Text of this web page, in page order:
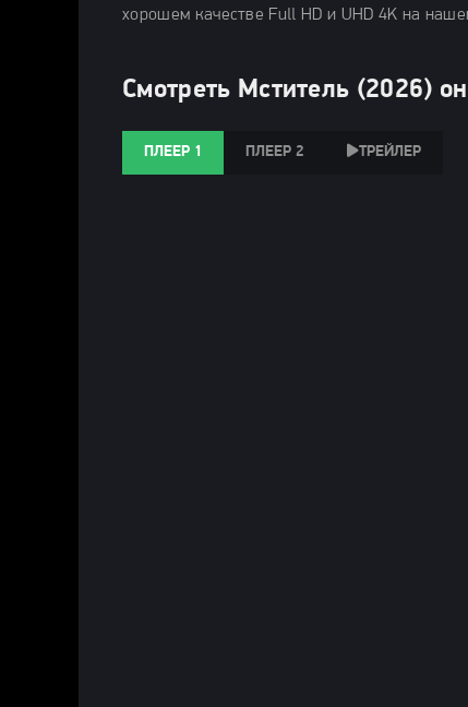
хорошем качестве Full HD и UHD 4K на
Смотреть Мститель (2026)
ПЛЕЕР 1 ПЛЕЕР 2 ТРЕЙЛЕР